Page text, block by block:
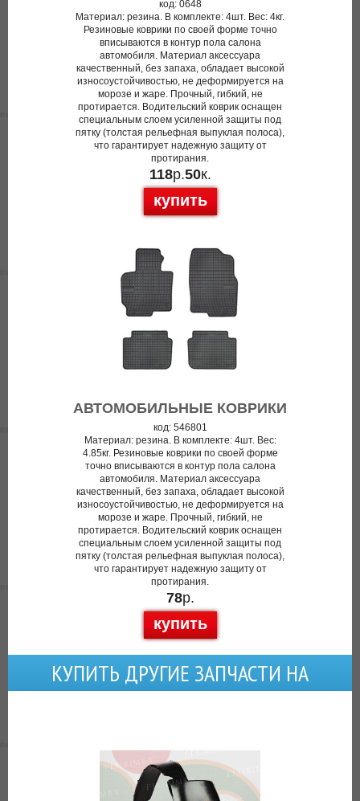
код: 0648
Материал: резина. В комплекте: 4шт. Вес: 4кг.
Резиновые коврики по своей форме точно
вписываются в контур пола салона
автомобиля. Материал аксессуара
качественный, без запаха, обладает высокой
износоустойчивостью, не деформируется на
морозе и жаре. Прочный, гибкий, не
протирается. Водительский коврик оснащен
специальным слоем усиленной защиты под
пятку (толстая рельефная выпуклая полоса),
что гарантирует надежную защиту от
протирания.
118р.50к.
купить
АВТОМОБИЛЬНЫЕ КОВРИКИ
код: 546801
Материал: резина. В комплекте: 4шт. Вес:
4.85кг. Резиновые коврики по своей форме
точно вписываются в контур пола салона
автомобиля. Материал аксессуара
качественный, без запаха, обладает высокой
износоустойчивостью, не деформируется на
морозе и жаре. Прочный, гибкий, не
протирается. Водительский коврик оснащен
специальным слоем усиленной защиты под
пятку (толстая рельефная выпуклая полоса),
что гарантирует надежную защиту от
протирания.
78р.
купить
КУПИТЬ ДРУГИЕ ЗАПЧАСТИ НА